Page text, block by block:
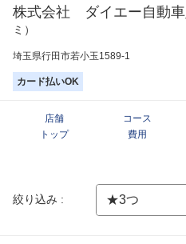
株式会社 ダイエー自動
ミ）
埼玉県行田市若小玉1589-1
カード払いOK
店舗
トップ
コース
費用
絞り込み :